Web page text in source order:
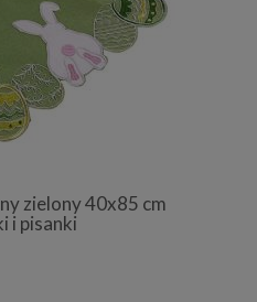
zielony 40x85 cm
i pisanki